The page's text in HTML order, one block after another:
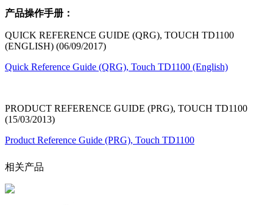
产品操作手册：
QUICK REFERENCE GUIDE (QRG), TOUCH TD1100
(ENGLISH) (06/09/2017)
Quick Reference Guide (QRG), Touch TD1100 (English)
PRODUCT REFERENCE GUIDE (PRG), TOUCH TD1100
(15/03/2013)
Product Reference Guide (PRG), Touch TD1100
相关产品